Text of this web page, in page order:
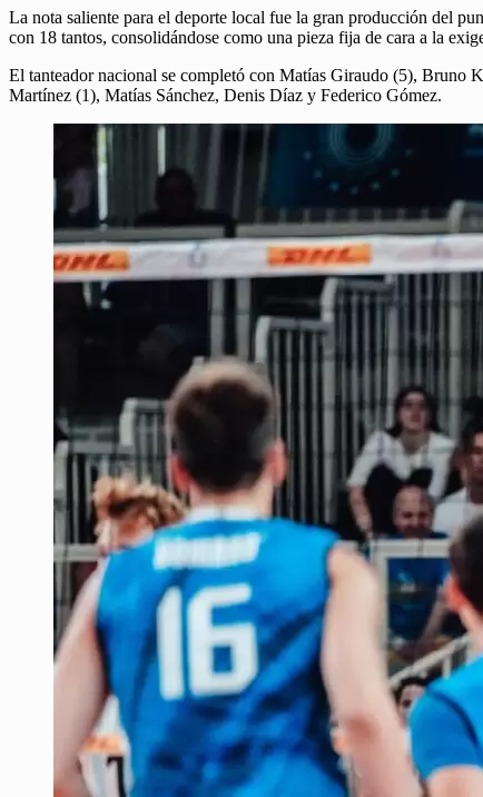
La nota saliente para el deporte local fue la gran producción del
con 18 tantos, consolidándose como una pieza fija de cara a la
El tanteador nacional se completó con Matías Giraudo (5), Bruno
Martínez (1), Matías Sánchez, Denis Díaz y Federico Gómez.